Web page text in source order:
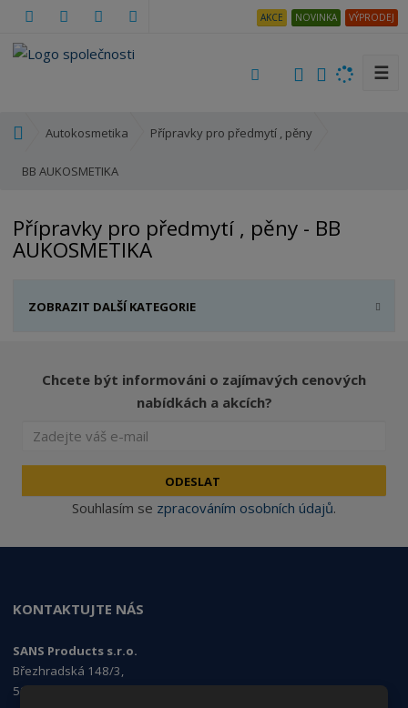
l
t
AKCE NOVINKA VÝPRODEJ
☰
o
í
s
a
Autokosmetika Přípravky pro předmytí , pěny
BB AUKOSMETIKA
Přípravky pro předmytí , pěny - BB
AUKOSMETIKA
ZOBRAZIT DALŠÍ KATEGORIE
Chcete být informováni o zajímavých cenových
nabídkách a akcích?
ODESLAT
Souhlasím se zpracováním osobních údajů.
KONTAKTUJTE NÁS
SANS Products s.r.o.
Březhradská 148/3,
503 32 Hradec Králové